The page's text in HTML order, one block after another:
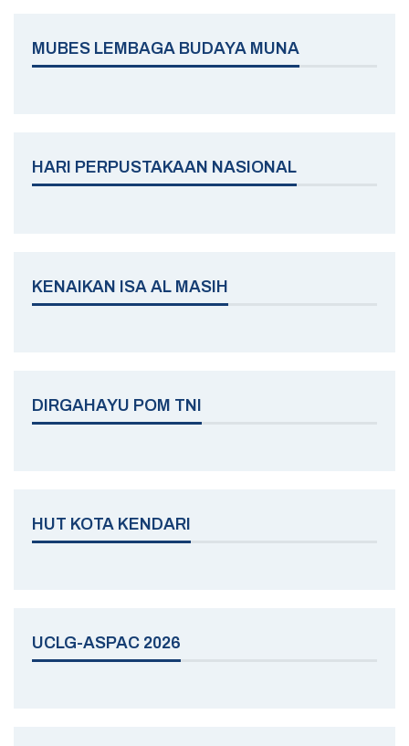
MUBES LEMBAGA BUDAYA MUNA
HARI PERPUSTAKAAN NASIONAL
KENAIKAN ISA AL MASIH
DIRGAHAYU POM TNI
HUT KOTA KENDARI
UCLG-ASPAC 2026